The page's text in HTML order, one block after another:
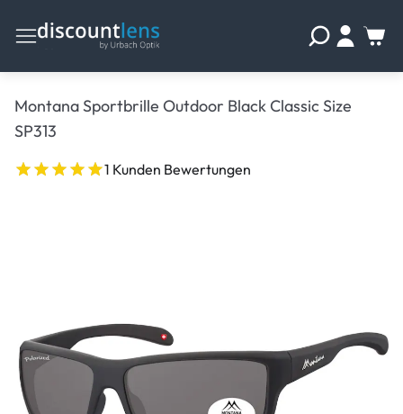
Montana Sportbrille Outdoor Black Classic Size
SP313
1 Kunden Bewertungen